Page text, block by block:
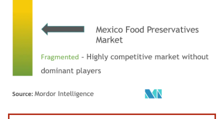
画像 © Mordor Intelligence。再利用にはCC BY 4.0の表示が必要です。